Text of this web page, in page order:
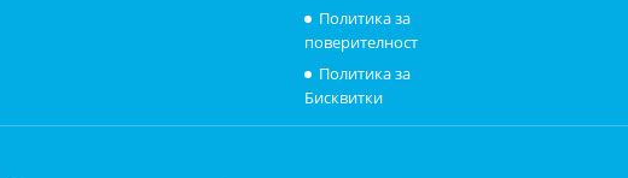
Политика за
поверителност
Политика за
Бисквитки